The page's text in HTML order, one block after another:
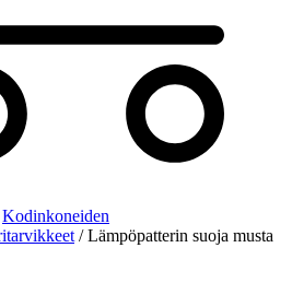
Kodinkoneiden
/ Lämpöpatterin suoja musta